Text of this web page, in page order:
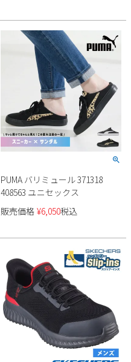
PUMA バリミュール 371318
408563 ユニセックス
販売価格 ¥6,050税込